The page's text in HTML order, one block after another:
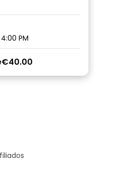
PM
€40.00